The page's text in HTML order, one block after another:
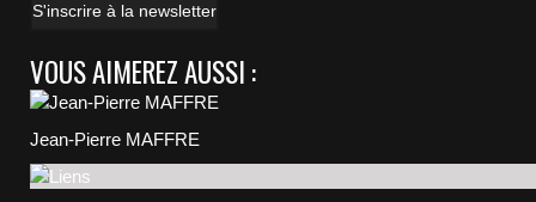
S'inscrire à la newsletter
VOUS AIMEREZ AUSSI :
Jean-Pierre MAFFRE